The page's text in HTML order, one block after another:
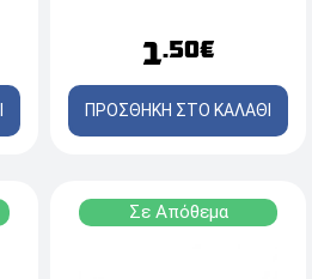
1.50€
ΠΡΟΣΘΗΚΗ ΣΤΟ ΚΑΛΑΘΙ
Σε Απόθεμα